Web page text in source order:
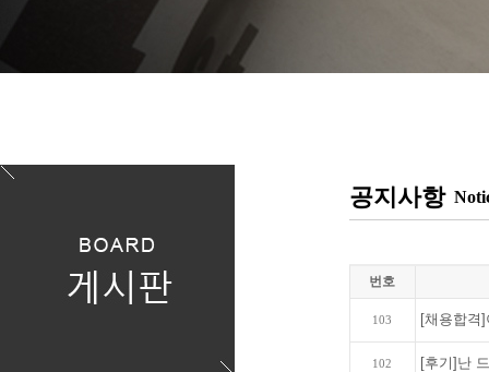
공지사항
번호
103 [채용합격
102 [후기]난